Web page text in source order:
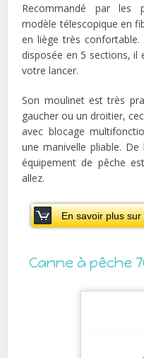
Recommandé par les
modèle télescopique en
en liège très confortable.
disposée en 5 sections, il
votre lancer.
Son moulinet est très
gaucher ou un droitier,
avec blocage
une manivelle pliable.
équipement de pêche
allez.
En savoir plus
Canne à pêche